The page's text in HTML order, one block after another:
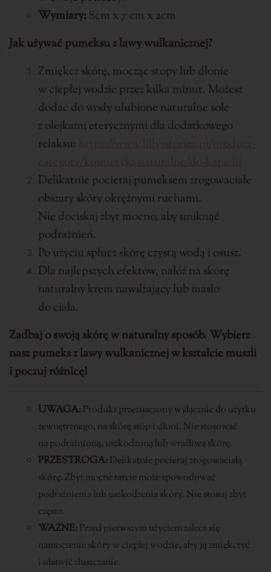
Wymiary: 8cm x 7 cm x 2cm
Jak używać pumeksu z lawy wulkanicznej?
Zmiękcz skórę, mocząc stopy lub dłonie
w ciepłej wodzie przez kilka minut. Możesz
dodać do wody ulubione naturalne sole
z olejkami eterycznymi dla dodatkowego
relaksu:
Delikatnie pocieraj pumeksem zrogowaciałe
obszary skóry okrężnymi ruchami.
Nie dociskaj zbyt mocno, aby uniknąć
podrażnień.
Po użyciu spłucz skórę czystą wodą i osusz.
Dla najlepszych efektów, nałóż na skórę
naturalny krem nawilżający lub masło
do ciała.
Zadbaj o swoją skórę w naturalny sposób. Wybierz
nasz pumeks z lawy wulkanicznej w kształcie muszli
i poczuj różnicę!
UWAGA:Produkt przeznaczony wyłącznie do użytku
zewnętrznego, na skórę stóp i dłoni. Nie stosować
na podrażnioną, uszkodzoną lub wrażliwą skórę.
PRZESTROGA:Delikatnie pocieraj zrogowaciałą
skórę. Zbyt mocne tarcie może spowodować
podrażnienia lub uszkodzenia skóry. Nie stosuj zbyt
często.
WAŻNE:Przed pierwszym użyciem zaleca się
namoczenie skóry w ciepłej wodzie, aby ją zmiękczyć
i ułatwić złuszczanie.